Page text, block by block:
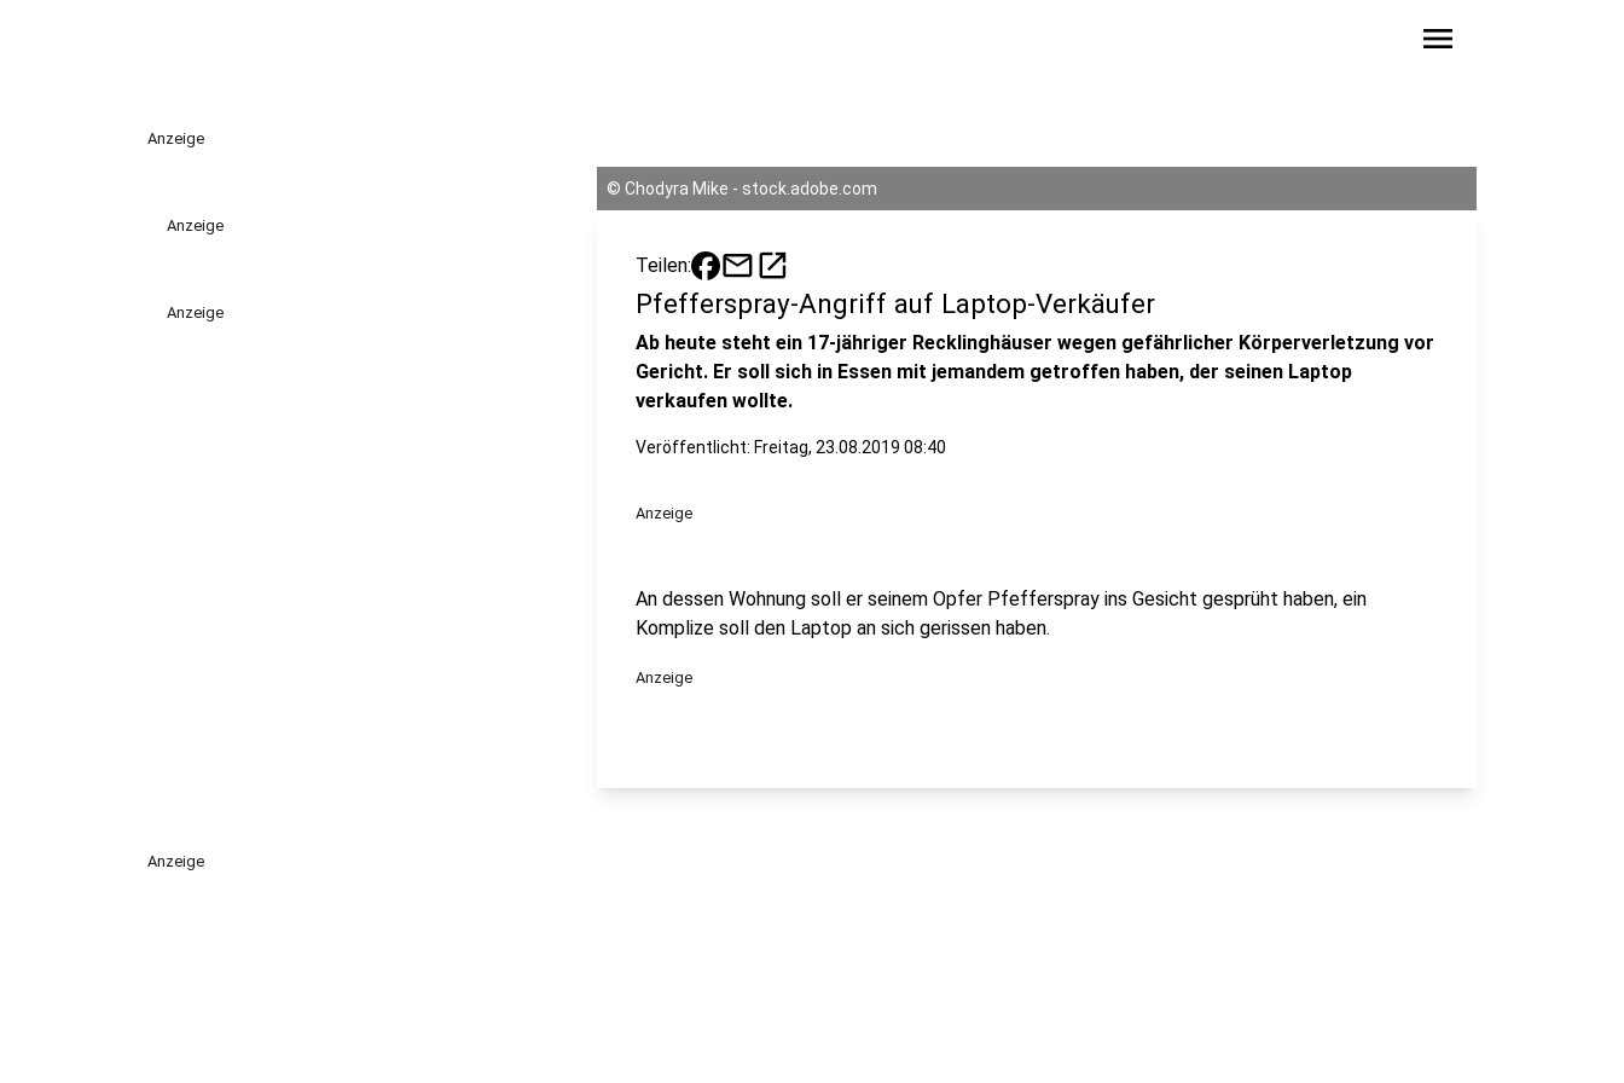
menu
Anzeige
Anzeige
Anzeige
© Chodyra Mike - stock.adobe.com
Teilen: mailopen_in_new
Pfefferspray-Angriff auf Laptop-Verkäufer
Ab heute steht ein 17-jähriger Recklinghäuser wegen gefährlicher Körperverletzung vor
Gericht. Er soll sich in Essen mit jemandem getroffen haben, der seinen Laptop
verkaufen wollte.
Veröffentlicht: Freitag, 23.08.2019 08:40
Anzeige
An dessen Wohnung soll er seinem Opfer Pfefferspray ins Gesicht gesprüht haben, ein
Komplize soll den Laptop an sich gerissen haben.
Anzeige
Anzeige